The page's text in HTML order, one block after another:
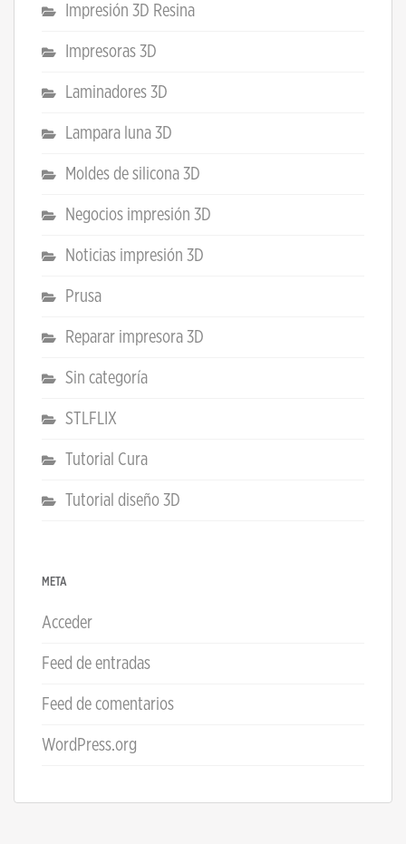
Impresión 3D Resina
Impresoras 3D
Laminadores 3D
Lampara luna 3D
Moldes de silicona 3D
Negocios impresión 3D
Noticias impresión 3D
Prusa
Reparar impresora 3D
Sin categoría
STLFLIX
Tutorial Cura
Tutorial diseño 3D
META
Acceder
Feed de entradas
Feed de comentarios
WordPress.org